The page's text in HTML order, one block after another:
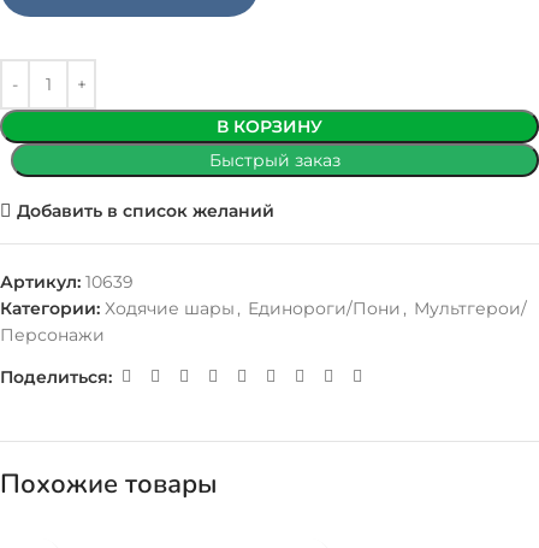
В КОРЗИНУ
Быстрый заказ
Добавить в список желаний
Артикул: 10639
Категории: Ходячие шары , Единороги/Пони , Мультгерои/
Персонажи
Поделиться:
Похожие товары